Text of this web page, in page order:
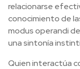
relacionarse
conocimiento de
modus operandi
una sintonía
Quien interactúa